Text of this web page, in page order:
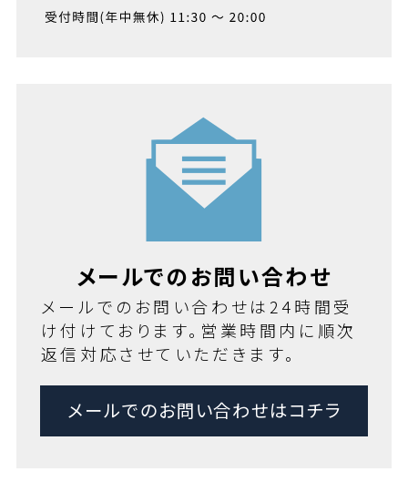
メールでのお問い合わせ
メールでのお問い合わせは24時間受
け付けております。営業時間内に順次
返信対応させていただきます。
メールでのお問い合わせはコチラ